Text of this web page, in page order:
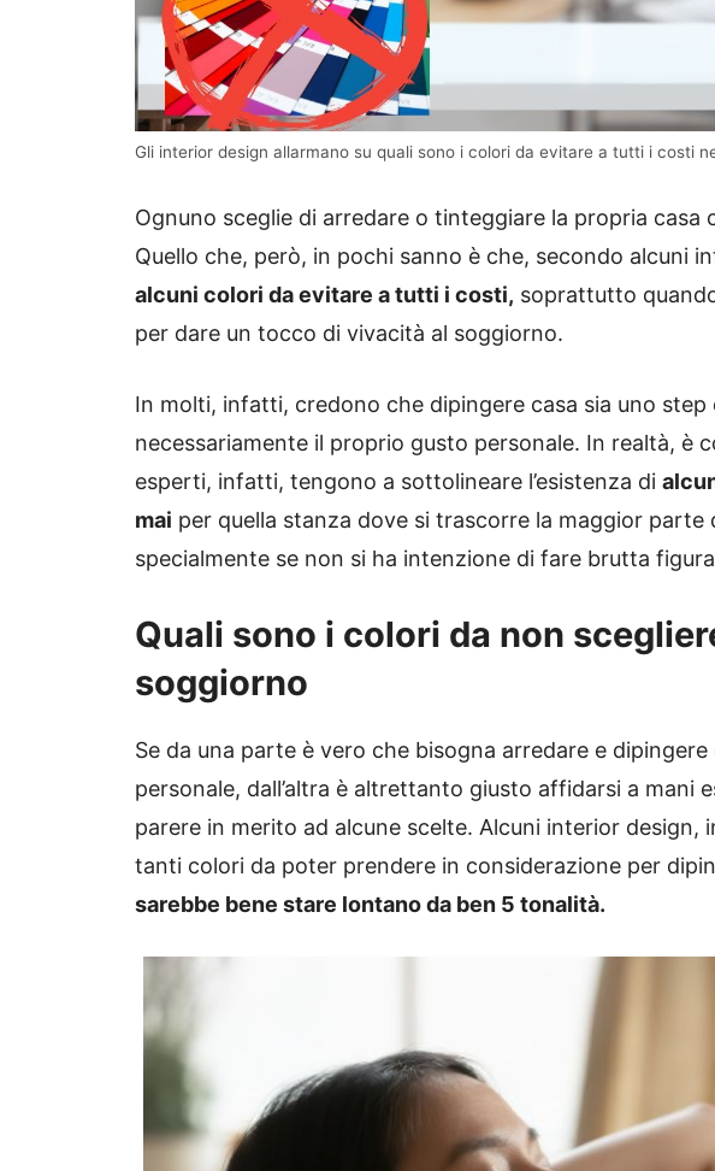
Gli interior design allarmano su quali sono i colori da evitare a tutti i costi
Ognuno sceglie di arredare o tinteggiare la propria casa
Quello che, però, in pochi sanno è che, secondo alcuni
alcuni colori da evitare a tutti i costi, soprattutto
per dare un tocco di vivacità al soggiorno.
In molti, infatti, credono che dipingere casa sia uno
necessariamente il proprio gusto personale. In realtà, è
esperti, infatti, tengono a sottolineare l’esistenza di
mai per quella stanza dove si trascorre la maggior parte
specialmente se non si ha intenzione di fare brutta
Quali sono i colori da non
soggiorno
Se da una parte è vero che bisogna arredare e
personale, dall’altra è altrettanto giusto affidarsi a mani
parere in merito ad alcune scelte. Alcuni interior
tanti colori da poter prendere in considerazione per
sarebbe bene stare lontano da ben 5 tonalità.